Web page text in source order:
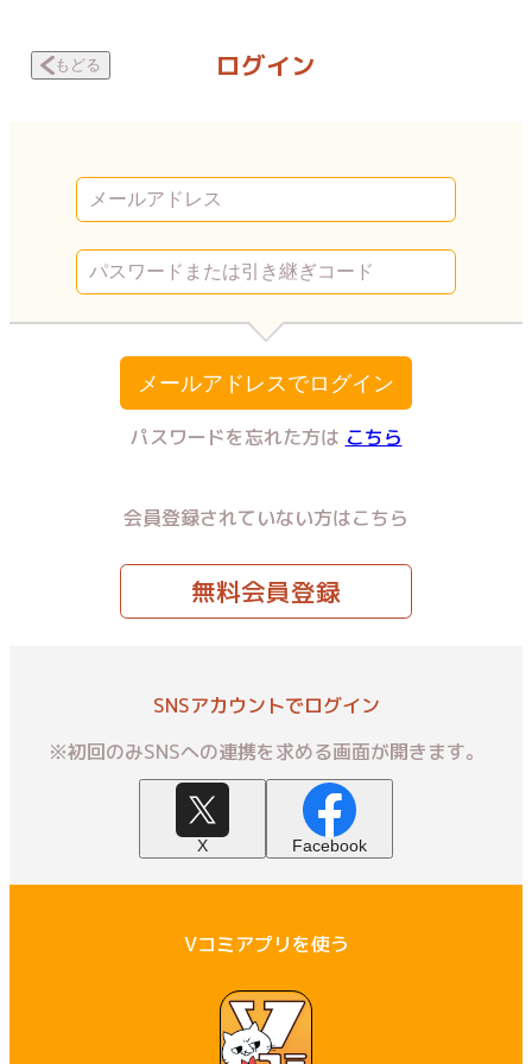
もどる ログイン
メールアドレスでログイン
パスワードを忘れた方は こちら
会員登録されていない方はこちら
無料会員登録
SNSアカウントでログイン
※初回のみSNSへの連携を求める画面が開きます。
X Facebook
Vコミアプリを使う